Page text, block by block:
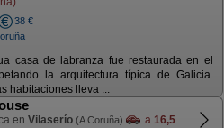
38 €
casa de labranza fue restaurada en el
la arquitectura típica de Galicia.
habitaciones lleva ...
en Vilaserío (A Coruña) a 16,5